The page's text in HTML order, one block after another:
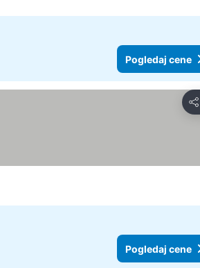
Pogledaj cene
Deli
Pogledaj cene